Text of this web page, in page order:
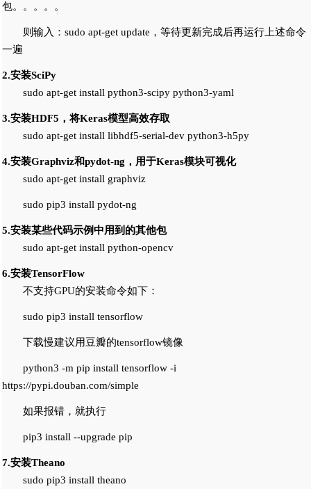
包。。。。。
则输入：sudo apt-get update，等待更新完成后再运行上述命令
一遍
2.安装SciPy
sudo apt-get install python3-scipy python3-yaml
3.安装HDF5，将Keras模型高效存取
sudo apt-get install libhdf5-serial-dev python3-h5py
4.安装Graphviz和pydot-ng，用于Keras模块可视化
sudo apt-get install graphviz
sudo pip3 install pydot-ng
5.安装某些代码示例中用到的其他包
sudo apt-get install python-opencv
6.安装TensorFlow
不支持GPU的安装命令如下：
sudo pip3 install tensorflow
下载慢建议用豆瓣的tensorflow镜像
python3 -m pip install tensorflow -i
https://pypi.douban.com/simple
如果报错，就执行
pip3 install --upgrade pip
7.安装Theano
sudo pip3 install theano